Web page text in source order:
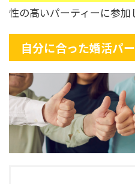
性の高いパーティーに参加
自分に合った婚活パ